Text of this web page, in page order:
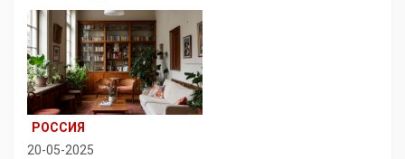
РОССИЯ
20-05-2025